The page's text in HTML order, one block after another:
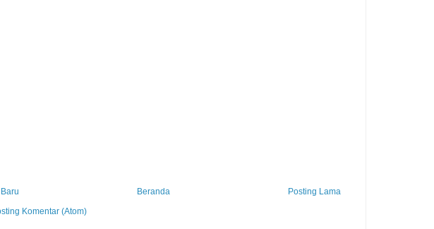
Posting Lama
Beranda
Komentar (Atom)